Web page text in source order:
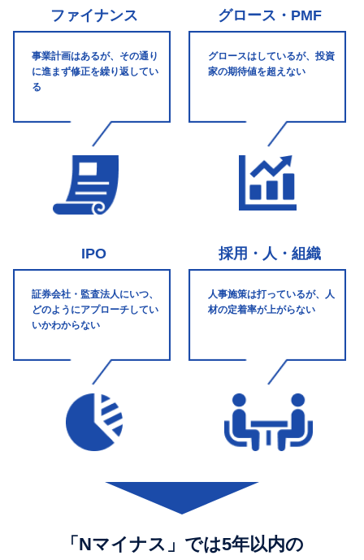
ファイナンス
事業計画はあるが、その通り
に進まず修正を繰り返してい
る
グロース・PMF
グロースはしているが、投資
家の期待値を超えない
IPO
証券会社・監査法人にいつ、
どのようにアプローチしてい
いかわからない
採用・人・組織
人事施策は打っているが、人
材の定着率が上がらない
「Nマイナス」では5年以内の